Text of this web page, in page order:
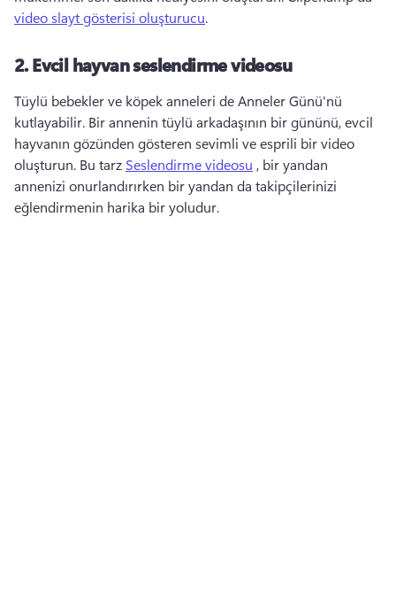
video slayt gösterisi oluşturucu.
2.Evcil hayvan seslendirme videosu
Tüylü bebekler ve köpek anneleri de Anneler Günü'nü
kutlayabilir. Bir annenin tüylü arkadaşının bir gününü, evcil
hayvanın gözünden gösteren sevimli ve esprili bir video
oluşturun. Bu tarz Seslendirme videosu , bir yandan
annenizi onurlandırırken bir yandan da takipçilerinizi
eğlendirmenin harika bir yoludur.